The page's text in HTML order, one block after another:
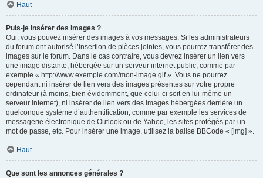
Haut
Puis-je insérer des images ?
Oui, vous pouvez insérer des images à vos messages. Si les administrateurs
du forum ont autorisé l’insertion de pièces jointes, vous pourrez transférer des
images sur le forum. Dans le cas contraire, vous devrez insérer un lien vers
une image distante, hébergée sur un serveur internet public, comme par
exemple « http://www.exemple.com/mon-image.gif ». Vous ne pourrez
cependant ni insérer de lien vers des images présentes sur votre propre
ordinateur (à moins, bien évidemment, que celui-ci soit en lui-même un
serveur internet), ni insérer de lien vers des images hébergées derrière un
quelconque système d’authentification, comme par exemple les services de
messagerie électronique de Outlook ou de Yahoo, les sites protégés par un
mot de passe, etc. Pour insérer une image, utilisez la balise BBCode « [img] ».
Haut
Que sont les annonces générales ?